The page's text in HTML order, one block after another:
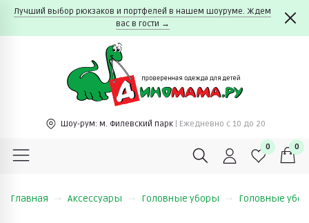
Лучший выбор рюкзаков и портфелей в нашем шоуруме. Ждем
вас в гости →
Шоу-рум: м. Филевский парк | Ежедневно c 10 до 20
0 0
Главная Аксессуары Головные уборы Головные